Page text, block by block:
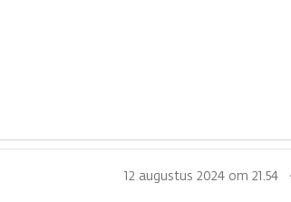
12 augustus 2024 om 21.54